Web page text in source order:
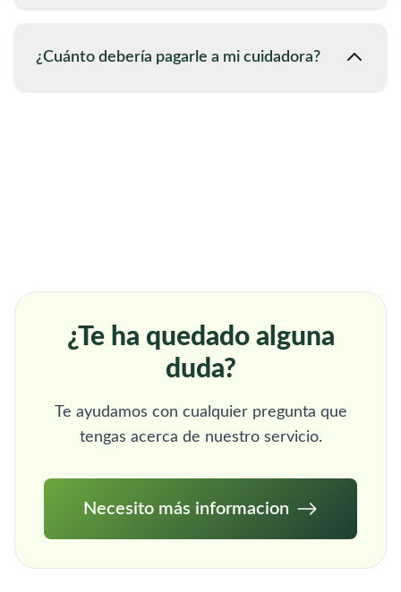
¿Cuánto debería pagarle a mi cuidadora?
¿Te ha quedado alguna
duda?
Te ayudamos con cualquier pregunta que
tengas acerca de nuestro servicio.
Necesito más informacion